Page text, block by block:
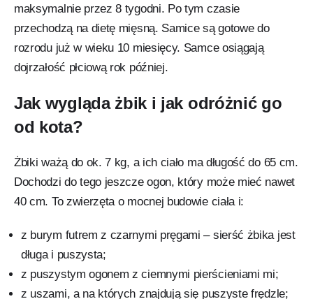
maksymalnie przez 8 tygodni. Po tym czasie
przechodzą na dietę mięsną. Samice są gotowe do
rozrodu już w wieku 10 miesięcy. Samce osiągają
dojrzałość płciową rok później.
Jak wygląda żbik i jak odróżnić go
od kota?
Żbiki ważą do ok. 7 kg, a ich ciało ma długość do 65 cm.
Dochodzi do tego jeszcze ogon, który może mieć nawet
40 cm. To zwierzęta o mocnej budowie ciała i:
z burym futrem z czarnymi pręgami – sierść żbika jest
długa i puszysta;
z puszystym ogonem z ciemnymi pierścieniami mi;
z uszami, a na których znajdują się puszyste frędzle;